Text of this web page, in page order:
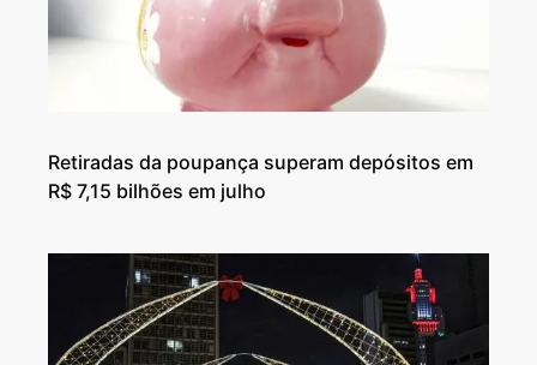
Retiradas da poupança superam depósitos em
R$ 7,15 bilhões em julho